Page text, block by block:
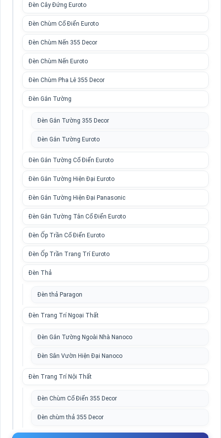
Đèn Cây Đứng Euroto
Đèn Chùm Cổ Điển Euroto
Đèn Chùm Nến 355 Decor
Đèn Chùm Nến Euroto
Đèn Chùm Pha Lê 355 Decor
Đèn Gắn Tường
Đèn Gắn Tường 355 Decor
Đèn Gắn Tường Euroto
Đèn Gắn Tường Cổ Điển Euroto
Đèn Gắn Tường Hiện Đại Euroto
Đèn Gắn Tường Hiện Đại Panasonic
Đèn Gắn Tường Tân Cổ Điển Euroto
Đèn Ốp Trần Cổ Điển Euroto
Đèn Ốp Trần Trang Trí Euroto
Đèn Thả
Đèn thả Paragon
Đèn Trang Trí Ngoại Thất
Đèn Gắn Tường Ngoài Nhà Nanoco
Đèn Sân Vườn Hiện Đại Nanoco
Đèn Trang Trí Nội Thất
Đèn Chùm Cổ Điển 355 Decor
Đèn chùm thả 355 Decor